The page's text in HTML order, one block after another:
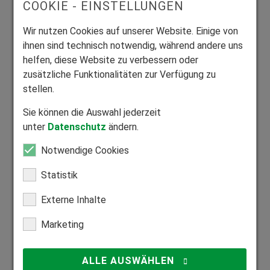
Ich bin mit der Datenschutzerklärung
einverstanden.*
Datenschutzerklärung
COOKIE - EINSTELLUNGEN
Wir nutzen Cookies auf unserer Website. Einige von
ihnen sind technisch notwendig, während andere uns
helfen, diese Website zu verbessern oder
zusätzliche Funktionalitäten zur Verfügung zu
stellen.
Sie können die Auswahl jederzeit
unter Datenschutz ändern.
Notwendige Cookies
Statistik
Externe Inhalte
Marketing
ALLE AUSWÄHLEN